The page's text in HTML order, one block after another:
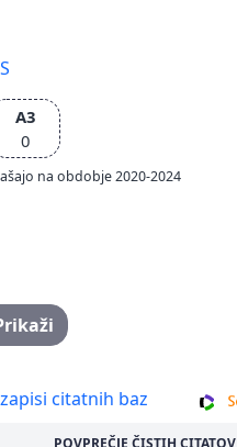
A3
0
na obdobje 2020-2024
citatnih baz
POVPREČJE ČISTIH CITATOV